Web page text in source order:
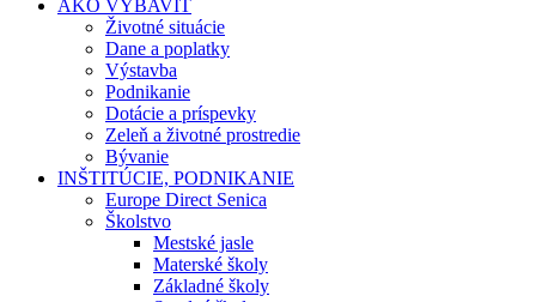
AKO VYBAVIŤ
Životné situácie
Dane a poplatky
Výstavba
Podnikanie
Dotácie a príspevky
Zeleň a životné prostredie
Bývanie
INŠTITÚCIE, PODNIKANIE
Europe Direct Senica
Školstvo
Mestské jasle
Materské školy
Základné školy